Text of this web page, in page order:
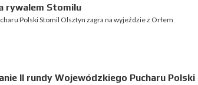
rywalem Stomilu
Polski Stomil Olsztyn zagra na wyjeździe z Orłem
II rundy Wojewódzkiego Pucharu Polski